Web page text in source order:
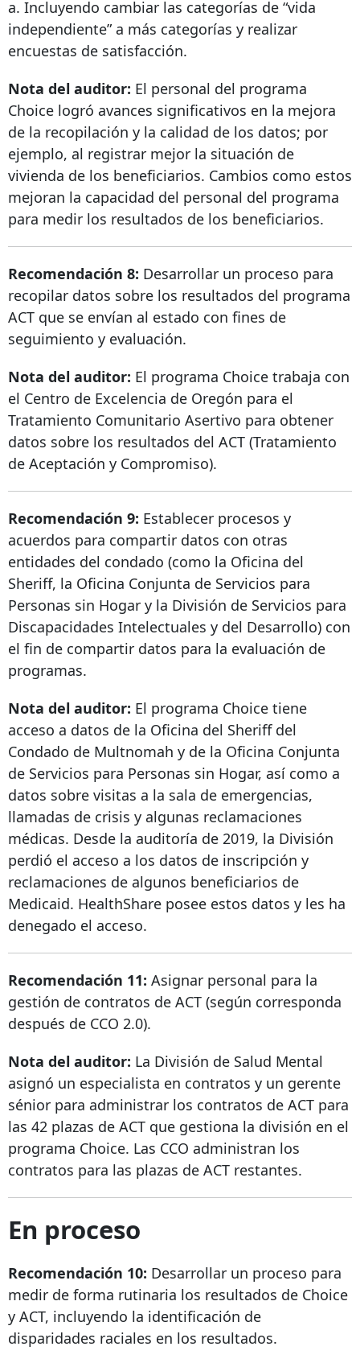
a. Incluyendo cambiar las categorías de “vida
independiente” a más categorías y realizar
encuestas de satisfacción.
Nota del auditor: El personal del programa
Choice logró avances significativos en la mejora
de la recopilación y la calidad de los datos; por
ejemplo, al registrar mejor la situación de
vivienda de los beneficiarios. Cambios como estos
mejoran la capacidad del personal del programa
para medir los resultados de los beneficiarios.
Recomendación 8: Desarrollar un proceso para
recopilar datos sobre los resultados del programa
ACT que se envían al estado con fines de
seguimiento y evaluación.
Nota del auditor: El programa Choice trabaja con
el Centro de Excelencia de Oregón para el
Tratamiento Comunitario Asertivo para obtener
datos sobre los resultados del ACT (Tratamiento
de Aceptación y Compromiso).
Recomendación 9: Establecer procesos y
acuerdos para compartir datos con otras
entidades del condado (como la Oficina del
Sheriff, la Oficina Conjunta de Servicios para
Personas sin Hogar y la División de Servicios para
Discapacidades Intelectuales y del Desarrollo) con
el fin de compartir datos para la evaluación de
programas.
Nota del auditor: El programa Choice tiene
acceso a datos de la Oficina del Sheriff del
Condado de Multnomah y de la Oficina Conjunta
de Servicios para Personas sin Hogar, así como a
datos sobre visitas a la sala de emergencias,
llamadas de crisis y algunas reclamaciones
médicas. Desde la auditoría de 2019, la División
perdió el acceso a los datos de inscripción y
reclamaciones de algunos beneficiarios de
Medicaid. HealthShare posee estos datos y les ha
denegado el acceso.
Recomendación 11: Asignar personal para la
gestión de contratos de ACT (según corresponda
después de CCO 2.0).
Nota del auditor: La División de Salud Mental
asignó un especialista en contratos y un gerente
sénior para administrar los contratos de ACT para
las 42 plazas de ACT que gestiona la división en el
programa Choice. Las CCO administran los
contratos para las plazas de ACT restantes.
En proceso
Recomendación 10: Desarrollar un proceso para
medir de forma rutinaria los resultados de Choice
y ACT, incluyendo la identificación de
disparidades raciales en los resultados.